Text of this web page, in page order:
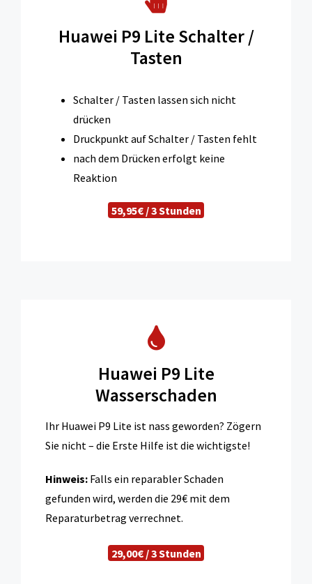
Huawei P9 Lite Schalter /
Tasten
Schalter / Tasten lassen sich nicht
drücken
Druckpunkt auf Schalter / Tasten fehlt
nach dem Drücken erfolgt keine
Reaktion
59,95€ / 3 Stunden
Huawei P9 Lite
Wasserschaden
Ihr Huawei P9 Lite ist nass geworden? Zögern
Sie nicht – die Erste Hilfe ist die wichtigste!
Hinweis: Falls ein reparabler Schaden
gefunden wird, werden die 29€ mit dem
Reparaturbetrag verrechnet.
29,00€ / 3 Stunden